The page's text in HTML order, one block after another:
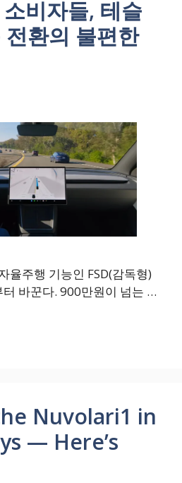
비자들, 테슬
전환의 불편한
율주행 기능인 FSD(감독형)
바꾼다. 900만원이 넘는 …
Nuvolari1 in
— Here’s